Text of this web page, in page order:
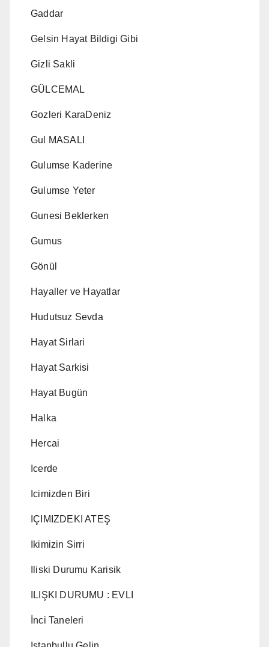
Gaddar
Gelsin Hayat Bildigi Gibi
Gizli Sakli
GÜLCEMAL
Gozleri KaraDeniz
Gul MASALI
Gulumse Kaderine
Gulumse Yeter
Gunesi Beklerken
Gumus
Gönül
Hayaller ve Hayatlar
Hudutsuz Sevda
Hayat Sirlari
Hayat Sarkisi
Hayat Bugün
Halka
Hercai
Icerde
Icimizden Biri
IÇIMIZDEKI ATEŞ
Ikimizin Sirri
Iliski Durumu Karisik
ILIŞKI DURUMU : EVLI
İnci Taneleri